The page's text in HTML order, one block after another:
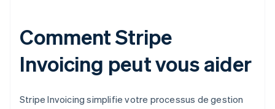
Comment Stripe
Invoicing peut vous aider
Stripe Invoicing simplifie votre processus de gestion